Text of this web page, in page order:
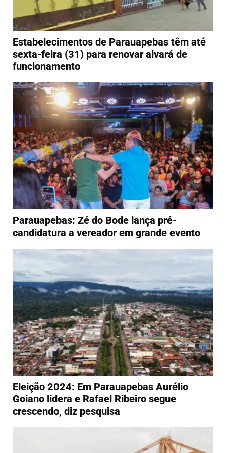
Estabelecimentos de Parauapebas têm até
sexta-feira (31) para renovar alvará de
funcionamento
Parauapebas: Zé do Bode lança pré-
candidatura a vereador em grande evento
Eleição 2024: Em Parauapebas Aurélio
Goiano lidera e Rafael Ribeiro segue
crescendo, diz pesquisa